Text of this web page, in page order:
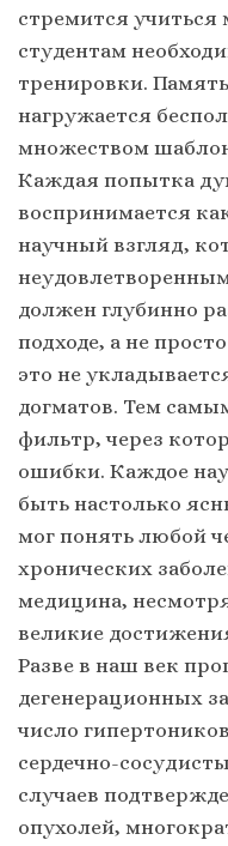
стремится
студентам
тренировки.
нагружается
множеством
Каждая попытка
воспринимается
научный взгляд,
должен глубинно
подходе, а не
это не
догматов. Тем
фильтр, через
ошибки. Каждое
быть настолько
мог понять любой
хронических
медицина,
великие
Разве в наш век
дегенерационных
число
сердечно-
случаев
опухолей,